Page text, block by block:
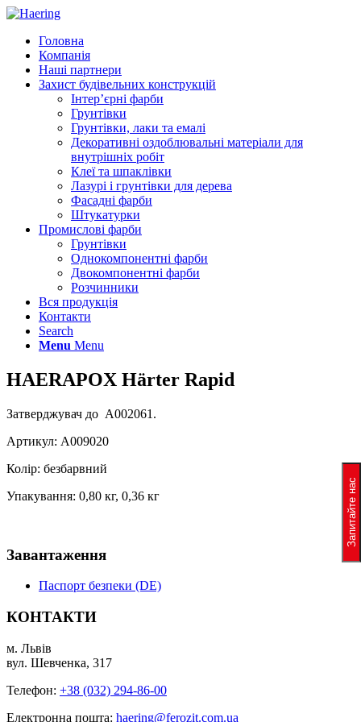
Головна
Компанія
Наші партнери
Захист будівельних конструкцій
Інтер’єрні фарби
Грунтівки
Грунтівки, лаки та емалі
Декоративні оздоблювальні матеріали для
внутрішніх робіт
Клеї та шпаклівки
Лазурі і грунтівки для дерева
Фасадні фарби
Штукатурки
Промислові фарби
Грунтівки
Однокомпонентні фарби
Двокомпонентні фарби
Розчинники
Вся продукція
Контакти
Search
Menu Menu
HAERAPOX Härter Rapid
Затверджувач до A002061.
Артикул: A009020
Колір: безбарвний
Упакування: 0,80 кг, 0,36 кг
Завантаження
Паспорт безпеки (DE)
КОНТАКТИ
м. Львів
вул. Шевченка, 317
Телефон: +38 (032) 294-86-00
Електронна пошта: haering@ferozit.com.ua
Запитайте нас